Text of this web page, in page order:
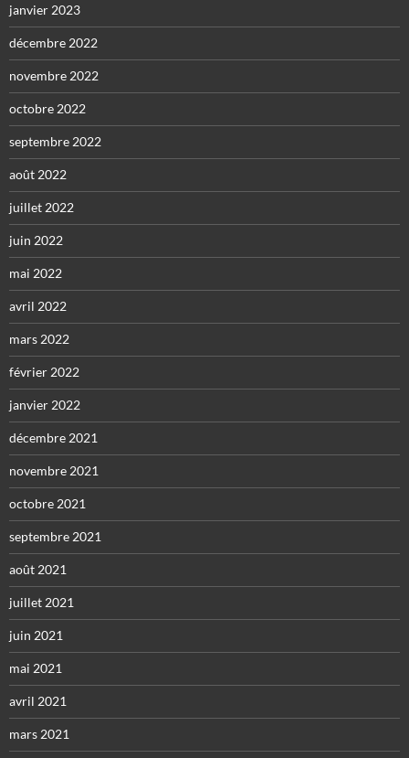
janvier 2023
décembre 2022
novembre 2022
octobre 2022
septembre 2022
août 2022
juillet 2022
juin 2022
mai 2022
avril 2022
mars 2022
février 2022
janvier 2022
décembre 2021
novembre 2021
octobre 2021
septembre 2021
août 2021
juillet 2021
juin 2021
mai 2021
avril 2021
mars 2021